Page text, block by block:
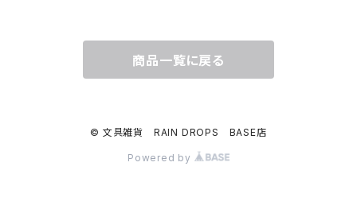
倉敷意匠計画室
イヌ・ワンちゃん
商品一覧に戻る
© 文具雑貨 RAIN DROPS BASE店
Powered by